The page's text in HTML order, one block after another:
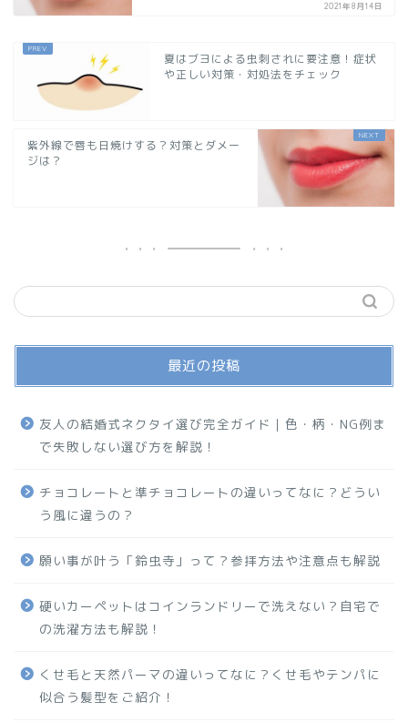
2021年8月14日
夏はブヨによる虫刺されに要注意！症状
や正しい対策・対処法をチェック
紫外線で唇も日焼けする？対策とダメー
ジは？
最近の投稿
友人の結婚式ネクタイ選び完全ガイド｜色・柄・NG例ま
で失敗しない選び方を解説！
チョコレートと準チョコレートの違いってなに？どうい
う風に違うの？
願い事が叶う「鈴虫寺」って？参拝方法や注意点も解説
硬いカーペットはコインランドリーで洗えない？自宅で
の洗濯方法も解説！
くせ毛と天然パーマの違いってなに？くせ毛やテンパに
似合う髪型をご紹介！